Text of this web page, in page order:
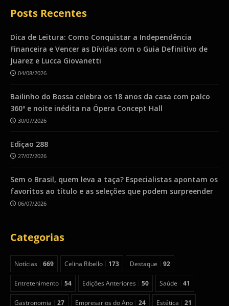
Posts Recentes
Dica de Leitura: Como Conquistar a Independência
Financeira e Vencer as Dívidas com o Guia Definitivo de
Juarez e Lucca Giovanetti
04/08/2026
Bailinho do Bossa celebra os 18 anos da casa com palco
360º e noite inédita na Ópera Concept Hall
30/07/2026
Ediçao 288
27/07/2026
Sem o Brasil, quem leva a taça? Especialistas apontam os
favoritos ao título e as seleções que podem surpreender
06/07/2026
Categorias
Notícias 669 Celina Ribello 173 Destaque 92
Entretenimento 54 Edições Anteriores 50 Saúde 41
Gastronomia 27 Empresarios do Ano 24 Estética 21